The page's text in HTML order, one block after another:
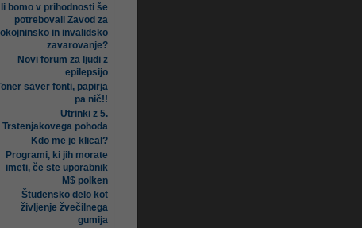
bomo v prihodnosti še
potrebovali Zavod za
in invalidsko
zavarovanje?
Novi forum za ljudi z
epilepsijo
saver fonti, papirja
pa nič!!
Utrinki z 5.
Trstenjakovega pohoda
Kdo me je klical?
Programi, ki jih morate
imeti, če ste uporabnik
M$ polken
Študensko delo kot
življenje žvečilnega
gumija